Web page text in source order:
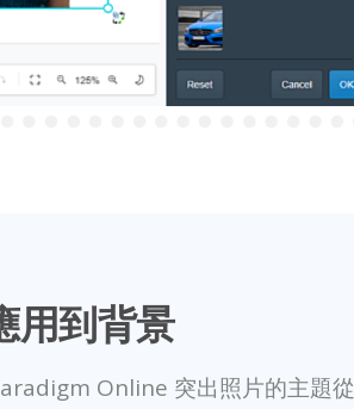
用到背景
Online 突出照片的主題